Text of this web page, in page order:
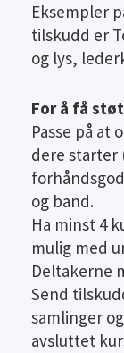
Eksempler
tilskudd er
og lys,
For å få
Passe på at
dere starter
og band.
Ha minst 4
mulig med
Deltakerne
Send
samlinger
avsluttet